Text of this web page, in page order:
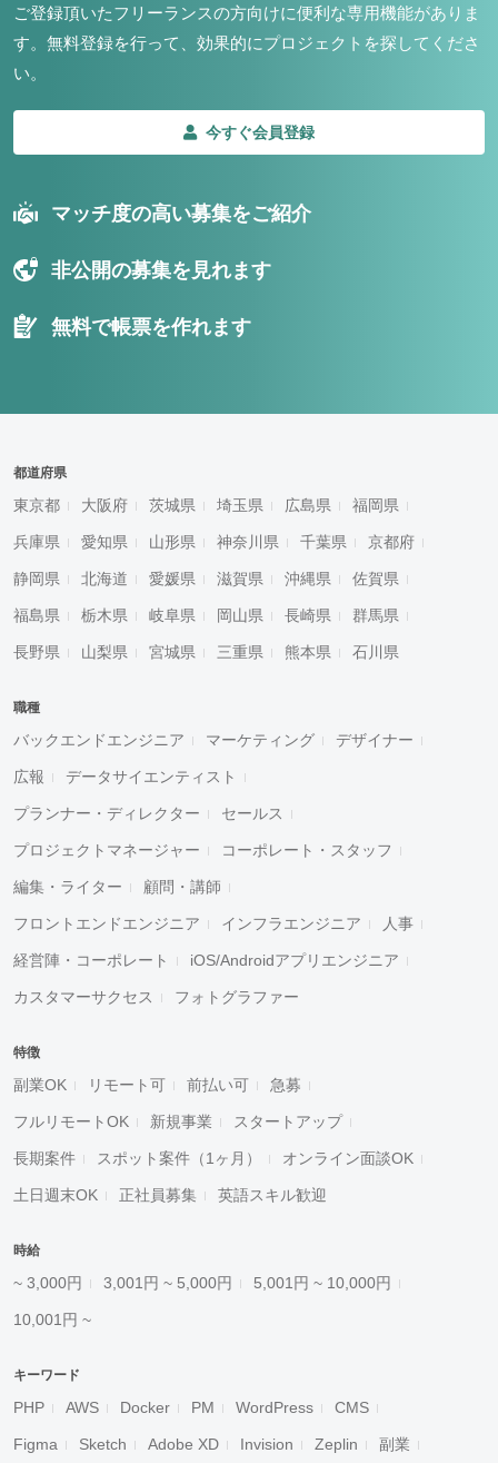
ご登録頂いたフリーランスの方向けに便利な専用機能がありま
す。 無料登録を行って、効果的にプロジェクトを探してくださ
い。
今すぐ会員登録
マッチ度の高い募集をご紹介
非公開の募集を見れます
無料で帳票を作れます
都道府県
東京都 大阪府 茨城県 埼玉県 広島県 福岡県
兵庫県 愛知県 山形県 神奈川県 千葉県 京都府
静岡県 北海道 愛媛県 滋賀県 沖縄県 佐賀県
福島県 栃木県 岐阜県 岡山県 長崎県 群馬県
長野県 山梨県 宮城県 三重県 熊本県 石川県
職種
バックエンドエンジニア マーケティング デザイナー
広報 データサイエンティスト
プランナー・ディレクター セールス
プロジェクトマネージャー コーポレート・スタッフ
編集・ライター 顧問・講師
フロントエンドエンジニア インフラエンジニア 人事
経営陣・コーポレート iOS/Androidアプリエンジニア
カスタマーサクセス フォトグラファー
特徴
副業OK リモート可 前払い可 急募
フルリモートOK 新規事業 スタートアップ
長期案件 スポット案件（1ヶ月） オンライン面談OK
土日週末OK 正社員募集 英語スキル歓迎
時給
~ 3,000円 3,001円 ~ 5,000円 5,001円 ~ 10,000円
10,001円 ~
キーワード
PHP AWS Docker PM WordPress CMS
Figma Sketch Adobe XD Invision Zeplin 副業